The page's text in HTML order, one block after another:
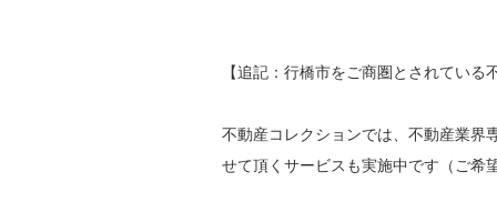
【追記：行橋市をご商圏とされている
不動産コレクションでは、不動産業界
せて頂くサービスも実施中です（ご希